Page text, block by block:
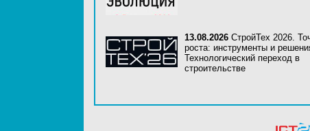
13.08.2026 СтройТех 2026.
роста: инструменты и
Технологический переход в
строительстве